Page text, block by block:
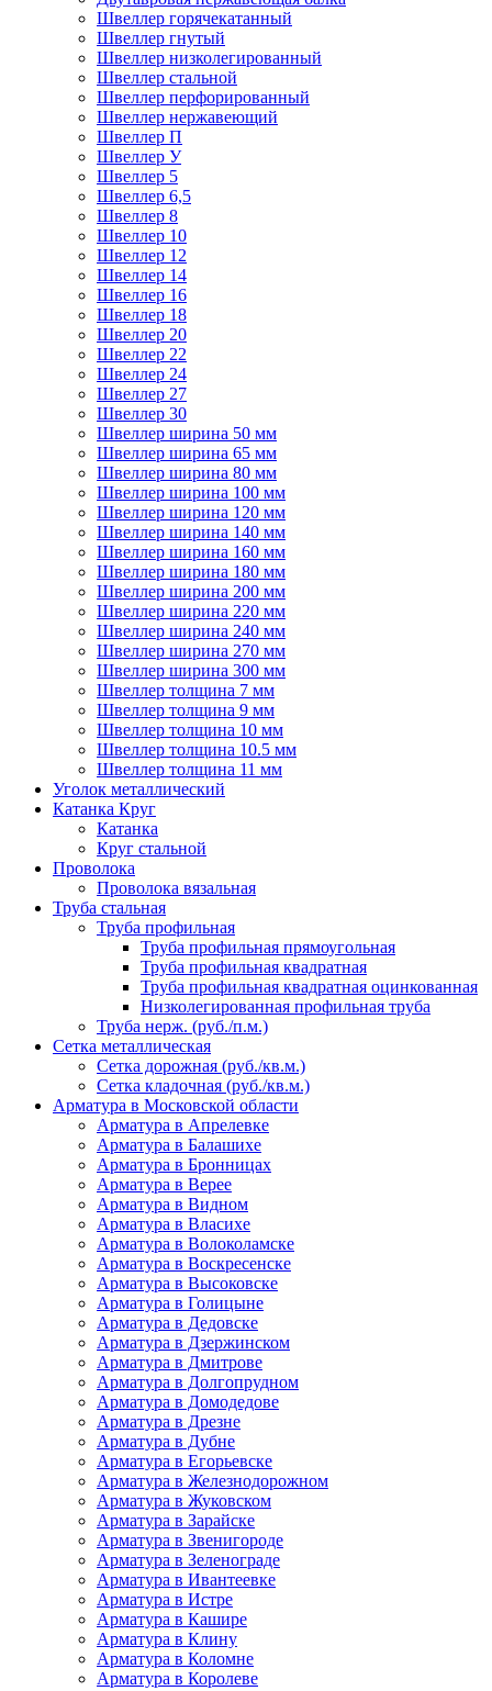
Швеллер горячекатанный
Швеллер гнутый
Швеллер низколегированный
Швеллер стальной
Швеллер перфорированный
Швеллер нержавеющий
Швеллер П
Швеллер У
Швеллер 5
Швеллер 6,5
Швеллер 8
Швеллер 10
Швеллер 12
Швеллер 14
Швеллер 16
Швеллер 18
Швеллер 20
Швеллер 22
Швеллер 24
Швеллер 27
Швеллер 30
Швеллер ширина 50 мм
Швеллер ширина 65 мм
Швеллер ширина 80 мм
Швеллер ширина 100 мм
Швеллер ширина 120 мм
Швеллер ширина 140 мм
Швеллер ширина 160 мм
Швеллер ширина 180 мм
Швеллер ширина 200 мм
Швеллер ширина 220 мм
Швеллер ширина 240 мм
Швеллер ширина 270 мм
Швеллер ширина 300 мм
Швеллер толщина 7 мм
Швеллер толщина 9 мм
Швеллер толщина 10 мм
Швеллер толщина 10.5 мм
Швеллер толщина 11 мм
Уголок металлический
Катанка Круг
Катанка
Круг стальной
Проволока
Проволока вязальная
Труба стальная
Труба профильная
Труба профильная прямоугольная
Труба профильная квадратная
Труба профильная квадратная оцинкованная
Низколегированная профильная труба
Труба нерж. (руб./п.м.)
Сетка металлическая
Сетка дорожная (руб./кв.м.)
Сетка кладочная (руб./кв.м.)
Арматура в Московской области
Арматура в Апрелевке
Арматура в Балашихе
Арматура в Бронницах
Арматура в Верее
Арматура в Видном
Арматура в Власихе
Арматура в Волоколамске
Арматура в Воскресенске
Арматура в Высоковске
Арматура в Голицыне
Арматура в Дедовске
Арматура в Дзержинском
Арматура в Дмитрове
Арматура в Долгопрудном
Арматура в Домодедове
Арматура в Дрезне
Арматура в Дубне
Арматура в Егорьевске
Арматура в Железнодорожном
Арматура в Жуковском
Арматура в Зарайске
Арматура в Звенигороде
Арматура в Зеленограде
Арматура в Ивантеевке
Арматура в Истре
Арматура в Кашире
Арматура в Клину
Арматура в Коломне
Арматура в Королеве